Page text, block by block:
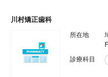
川村矯正歯科
所在地
F
診療科目